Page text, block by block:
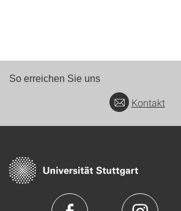
So erreichen Sie uns
Kontakt